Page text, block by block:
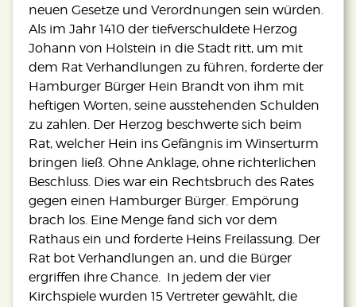
neuen Gesetze und Verordnungen sein würden.
Als im Jahr 1410 der tiefverschuldete Herzog
Johann von Holstein in die Stadt ritt, um mit
dem Rat Verhandlungen zu führen, forderte der
Hamburger Bürger Hein Brandt von ihm mit
heftigen Worten, seine ausstehenden Schulden
zu zahlen. Der Herzog beschwerte sich beim
Rat, welcher Hein ins Gefängnis im Winserturm
bringen ließ. Ohne Anklage, ohne richterlichen
Beschluss. Dies war ein Rechtsbruch des Rates
gegen einen Hamburger Bürger. Empörung
brach los. Eine Menge fand sich vor dem
Rathaus ein und forderte Heins Freilassung. Der
Rat bot Verhandlungen an, und die Bürger
ergriffen ihre Chance. In jedem der vier
Kirchspiele wurden 15 Vertreter gewählt, die